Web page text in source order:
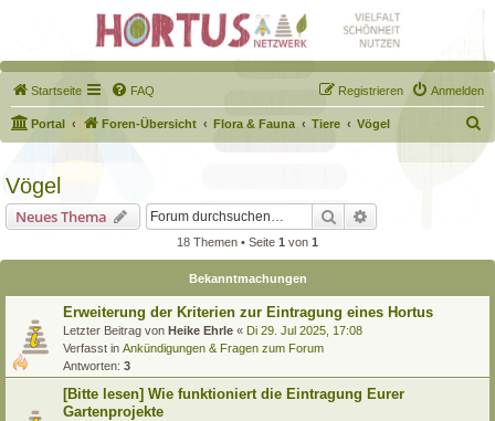
Startseite FAQ Anmelden
Registrieren
Portal Foren-Übersicht Flora & Fauna Tiere Vögel
u
Vögel
Neues Thema Suche
18 Themen • Seite 1 von 1
Bekanntmachungen
Erweiterung der Kriterien zur Eintragung eines Hortus
Letzter Beitrag von Heike Ehrle « Di 29. Jul 2025, 17:08
Verfasst in Ankündigungen & Fragen zum Forum
Antworten: 3
[Bitte lesen] Wie funktioniert die Eintragung Eurer
Gartenprojekte